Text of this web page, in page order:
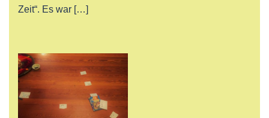
Zeit“. Es war […]